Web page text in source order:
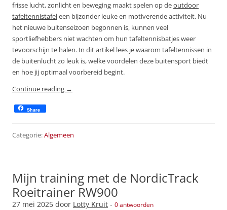
frisse lucht, zonlicht en beweging maakt spelen op deoutdoor
tafeltennistafeleen bijzonder leuke en motiverende activiteit. Nu
het nieuwe buitenseizoen begonnen is, kunnen veel
sportliefhebbers niet wachten om hun tafeltennisbatjes weer
tevoorschijn te halen. In dit artikel lees je waarom tafeltennissen in
de buitenlucht zo leuk is, welke voordelen deze buitensport biedt
en hoe jij optimaal voorbereid begint.
Continue reading →
Share
Categorie:Algemeen
Mijn training met de NordicTrack
Roeitrainer RW900
27 mei 2025 door Lotty Kruit - 0 antwoorden